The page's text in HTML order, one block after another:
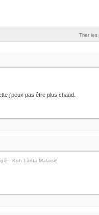
Trier
j'peux pas être plus chaud.
- Koh Lanta Malaisie